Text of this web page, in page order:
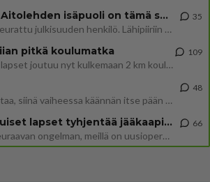
Tiesitkö? Martina Aitolehden isäpuoli on tämä suosittu laulaja
Martina Aitolehti on seurattu julkisuuden henkilö. Lähipiiriin mahtuu muitakin tunnettuja henkilöitä. Tiesitkö, että Ma
35
pitkä koulumatka
Hesarissa päivitellään lapset joutuu nyt kulkemaan 2 km kouluun jösses. Ruostefillarilla tuo matka menee vaikka miten äk
109
Mutta mies vain tuijottaa, siinä vaiheessa käännän itse pään pois. Mikä juttu? Yleensä jos joku tuijottaa tai katsoo, hä
48
Uusioperheen aikuiset lapset tyhjentää jääkaapin käydessään
Miten selvittäisitte seuraavan ongelman, meillä on uusioperhe, minulla teini-ikäiset lapset ja puolisolla aikuiset, jotk
66